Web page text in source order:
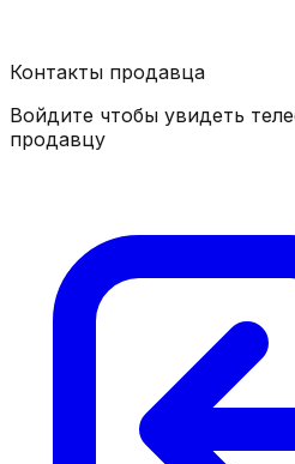
Контакты продавца
Войдите чтобы увидеть
продавцу